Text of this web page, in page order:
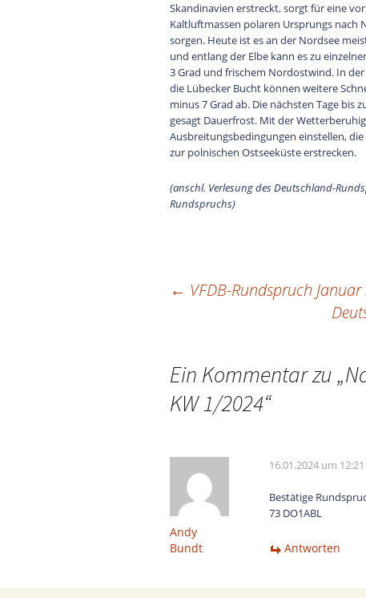
Skandinavien erstreckt, sorgt für eine
Kaltluftmassen polaren Ursprungs nach
sorgen. Heute ist es an der Nordsee
und entlang der Elbe kann es zu
3 Grad und frischem Nordostwind. In
die Lübecker Bucht können weitere
minus 7 Grad ab. Die nächsten Tage
gesagt Dauerfrost. Mit der
Ausbreitungsbedingungen einstellen,
zur polnischen Ostseeküste erstrecken.
(anschl. Verlesung des Deutschland-
Rundspruchs)
Beitragsnavigation
← VFDB-Rundspruch
Ein Kommentar zu „
KW 1/2024“
Andy
Bundt
16.01.2024 um
Bestätige
73 DO1ABL
Antworten